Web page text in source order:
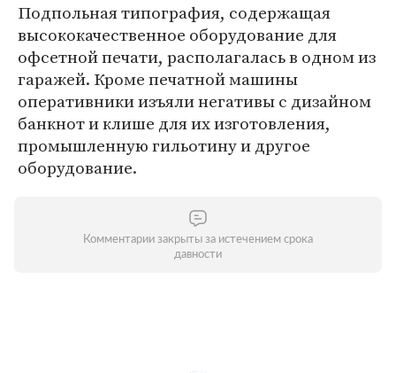
Подпольная типография, содержащая
высококачественное оборудование для
офсетной печати, располагалась в одном из
гаражей. Кроме печатной машины
оперативники изъяли негативы с дизайном
банкнот и клише для их изготовления,
промышленную гильотину и другое
оборудование.
Комментарии закрыты за истечением срока
давности